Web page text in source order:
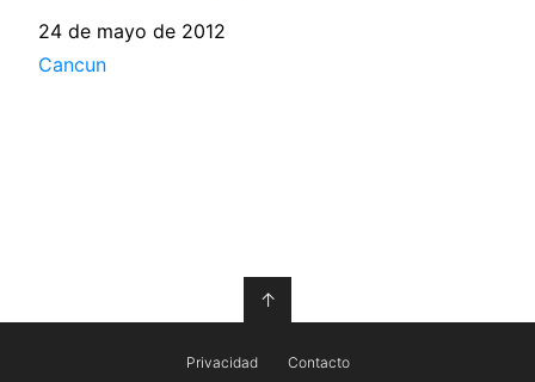
Fecha
24 de mayo de 2012
Respecto a
Cancun
↑
Privacidad Contacto